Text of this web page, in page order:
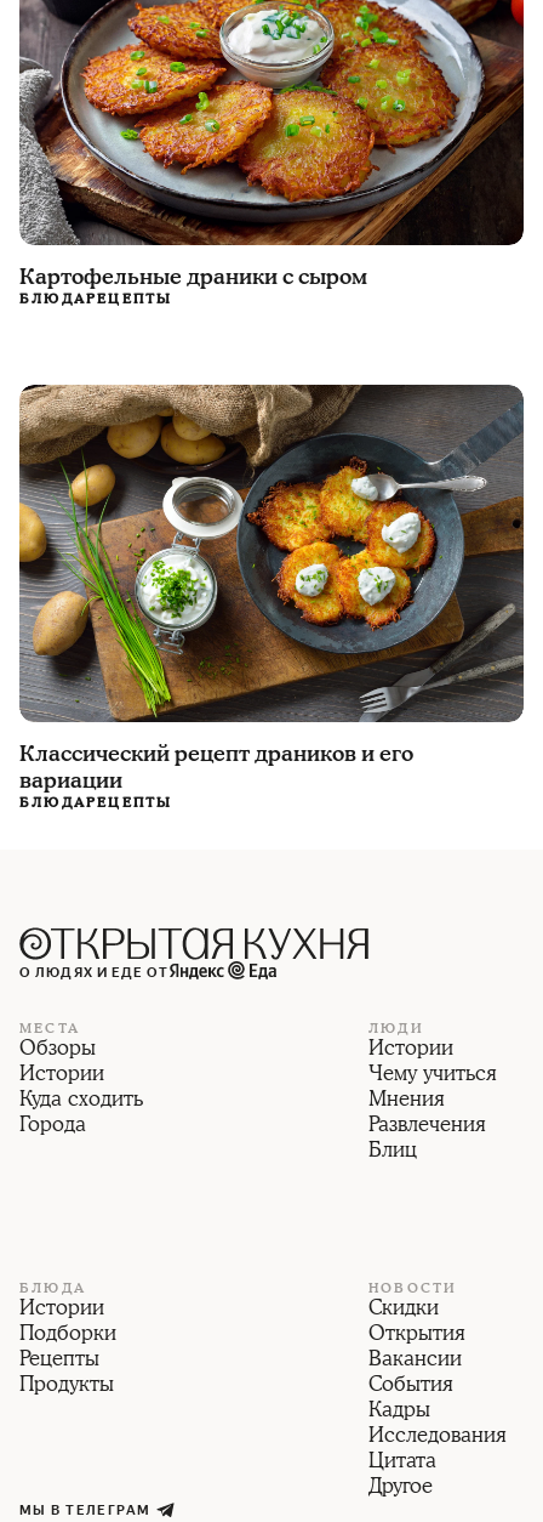
Картофельные драники с сыром
БЛЮДАРЕЦЕПТЫ
Классический рецепт драников и его
вариации
БЛЮДАРЕЦЕПТЫ
О ЛЮДЯХ И ЕДЕ ОТ
МЕСТА
Обзоры
Истории
Куда сходить
Города
ЛЮДИ
Истории
Чему учиться
Мнения
Развлечения
Блиц
БЛЮДА
Истории
Подборки
Рецепты
Продукты
НОВОСТИ
Скидки
Открытия
Вакансии
События
Кадры
Исследования
Цитата
Другое
МЫ В ТЕЛЕГРАМ